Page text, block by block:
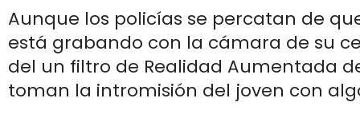
Aunque los policías se percatan de
está grabando con la cámara de su
del un filtro de Realidad Aumentada
toman la intromisión del joven con